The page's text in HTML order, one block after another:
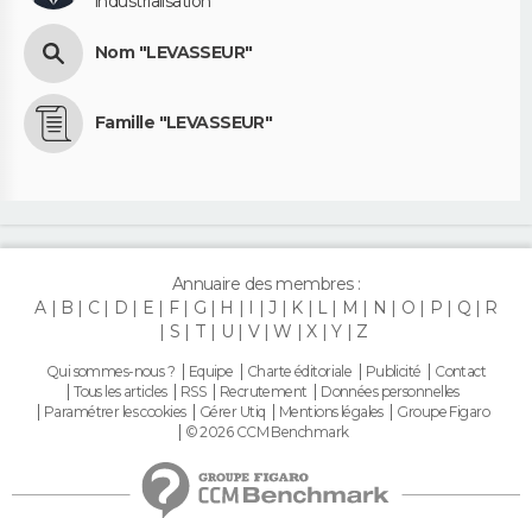
Nom "LEVASSEUR"
Famille "LEVASSEUR"
Annuaire des membres :
A
B C D E F G H I J K L M N O P Q
R
S
T U V W X Y Z
Qui sommes-nous ? Equipe Charte éditoriale Publicité
Contact
Tous les articles
RSS Recrutement
Données personnelles
Paramétrer les cookies
Gérer Utiq Mentions légales
Groupe Figaro
© 2026 CCM Benchmark